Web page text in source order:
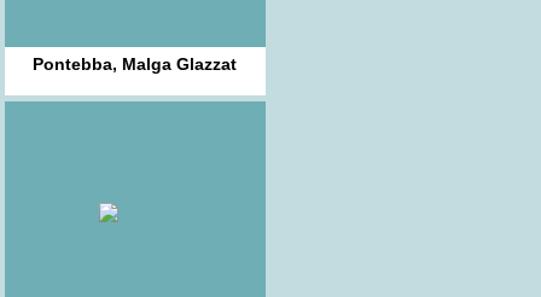
Pontebba, Malga Glazzat